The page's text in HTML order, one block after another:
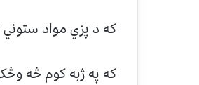
که د پزي مواد ستوني
که په ژبه کوم څه